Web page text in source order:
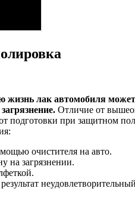
жизнь лак автомобиля
Отличие от
подготовки при защитном
очистителя на авто.
на загрязнении.